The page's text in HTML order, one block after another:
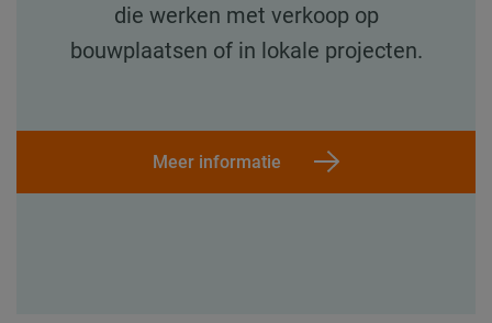
die werken met verkoop op
bouwplaatsen of in lokale projecten.
Meer informatie